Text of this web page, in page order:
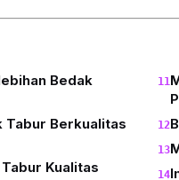
Bedak
Tabur Berkualitas
Kualitas